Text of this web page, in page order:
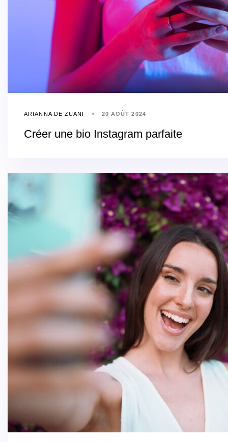
ARIANNA DE ZUANI 20 AOÛT 2024
Créer une bio Instagram parfaite